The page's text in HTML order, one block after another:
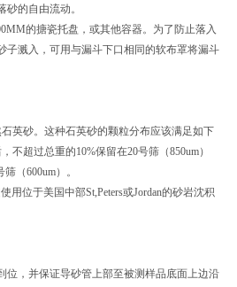
的自由流动。
的搪瓷托盘，或其他容器。为了防止落入
子溅入，可用与漏斗下口相同的软布罩将漏斗
英砂。这种石英砂的颗粒分布应该满足如下
不超过总重的10%保留在20号筛（850um）
（600um）。
用位于美国中部St,Peters或Jordan的砂岩沈积
，并保证导砂管上部至被测样品底面上边沿